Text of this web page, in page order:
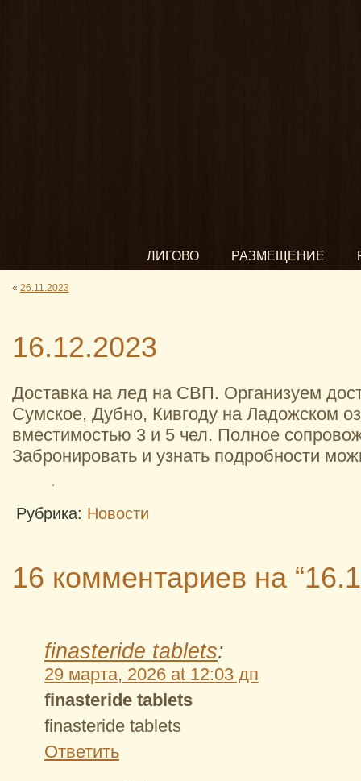
ЛИГОВО РАЗМЕЩЕНИЕ
« 26.11.2023
16.12.2023
Доставка на лед на СВП. Организуем
Сумское, Дубно, Кивгоду на Ладожском
вместимостью 3 и 5 чел. Полное
Забронировать и узнать подробности
Рубрика: Новости
16 комментариев на
finasteride tablets:
29 марта, 2026 at 12:03 дп
finasteride tablets
finasteride tablets
Ответить